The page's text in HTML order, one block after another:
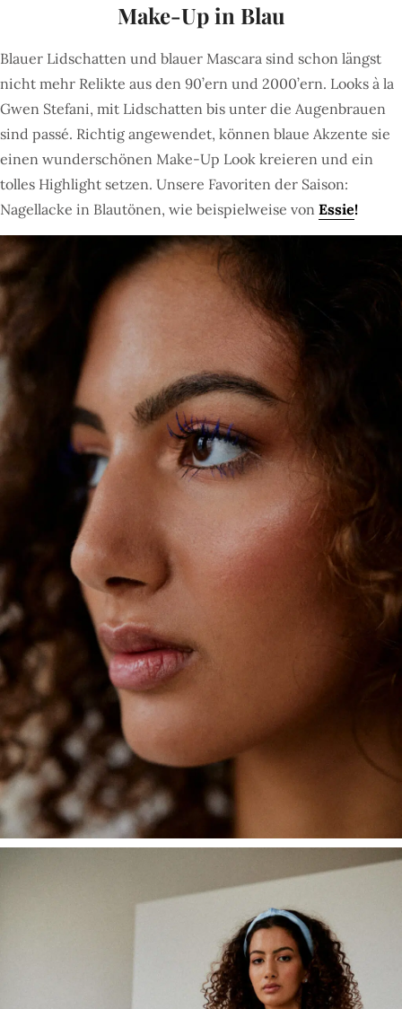
Make-Up in Blau
Blauer Lidschatten und blauer Mascara sind schon längst
nicht mehr Relikte aus den 90’ern und 2000’ern. Looks à la
Gwen Stefani, mit Lidschatten bis unter die Augenbrauen
sind passé. Richtig angewendet, können blaue Akzente sie
einen wunderschönen Make-Up Look kreieren und ein
tolles Highlight setzen. Unsere Favoriten der Saison:
Nagellacke in Blautönen, wie beispielweise von Essie!